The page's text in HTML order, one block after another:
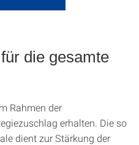
die gesamte
Rahmen der
erhalten. Die so
dient zur Stärkung der